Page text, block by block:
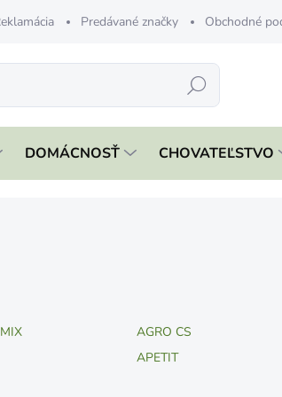
Predávané značky Obchodné
Hľadať
DOMÁCNOSŤ CHOVATEĽSTVO
AGRO CS
APETIT